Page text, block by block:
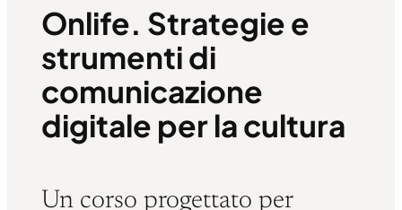
Onlife. Strategie e
strumenti di
comunicazione
digitale per la cultura
Un corso progettato per